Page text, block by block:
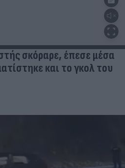
σκόραρε, έπεσε μέσα
και το γκολ του